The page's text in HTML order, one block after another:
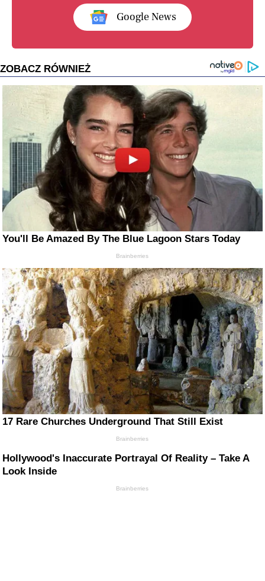
Google News
ZOBACZ RÓWNIEŻ
You'll Be Amazed By The Blue Lagoon Stars Today
Brainberries
17 Rare Churches Underground That Still Exist
Brainberries
Hollywood's Inaccurate Portrayal Of Reality – Take A
Look Inside
Brainberries